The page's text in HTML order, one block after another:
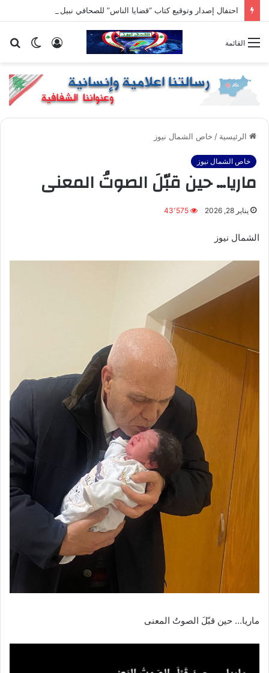
الوضع تسجيل
القائمة
الرئيسية / خاص الشمال نيوز
خاص الشمال نيوز
ماريا… حين قبّلَ الصوتُ المعنى
يناير 28, 2026 43٬575
الشمال نيوز
ماريا… حين قبّلَ الصوتُ المعنى